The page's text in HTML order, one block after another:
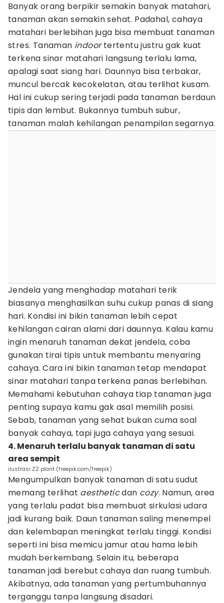
Banyak orang berpikir semakin banyak matahari,
tanaman akan semakin sehat. Padahal, cahaya
matahari berlebihan juga bisa membuat tanaman
stres. Tanaman indoortertentu justru gak kuat
terkena sinar matahari langsung terlalu lama,
apalagi saat siang hari. Daunnya bisa terbakar,
muncul bercak kecokelatan, atau terlihat kusam.
Hal ini cukup sering terjadi pada tanaman berdaun
tipis dan lembut. Bukannya tumbuh subur,
tanaman malah kehilangan penampilan segarnya.
Jendela yang menghadap matahari terik
biasanya menghasilkan suhu cukup panas di siang
hari. Kondisi ini bikin tanaman lebih cepat
kehilangan cairan alami dari daunnya. Kalau kamu
ingin menaruh tanaman dekat jendela, coba
gunakan tirai tipis untuk membantu menyaring
cahaya. Cara ini bikin tanaman tetap mendapat
sinar matahari tanpa terkena panas berlebihan.
Memahami kebutuhan cahaya tiap tanaman juga
penting supaya kamu gak asal memilih posisi.
Sebab, tanaman yang sehat bukan cuma soal
banyak cahaya, tapi juga cahaya yang sesuai.
4. Menaruh terlalu banyak tanaman di satu
area sempit
ilustrasi ZZ plant (freepik.com/freepik)
Mengumpulkan banyak tanaman di satu sudut
memang terlihat aestheticdan cozy. Namun, area
yang terlalu padat bisa membuat sirkulasi udara
jadi kurang baik. Daun tanaman saling menempel
dan kelembapan meningkat terlalu tinggi. Kondisi
seperti ini bisa memicu jamur atau hama lebih
mudah berkembang. Selain itu, beberapa
tanaman jadi berebut cahaya dan ruang tumbuh.
Akibatnya, ada tanaman yang pertumbuhannya
terganggu tanpa langsung disadari.